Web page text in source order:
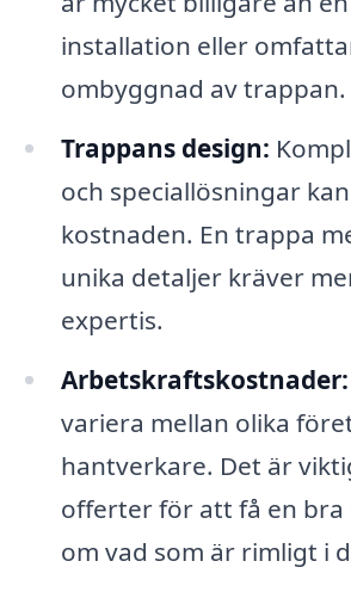
installation eller
ombyggnad av trappan.
Trappans design:
och speciallösningar
kostnaden. En trappa
unika detaljer kräver
expertis.
Arbetskraftskostnader:
variera mellan olika
hantverkare. Det är
offerter för att få en
om vad som är rimligt i